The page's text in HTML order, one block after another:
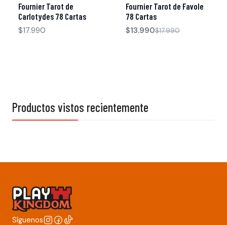
Fournier Tarot de
Carlotydes 78 Cartas
$17.990
Fournier Tarot de Favole
78 Cartas
$13.990$17.990
Productos vistos recientemente
Síguenos